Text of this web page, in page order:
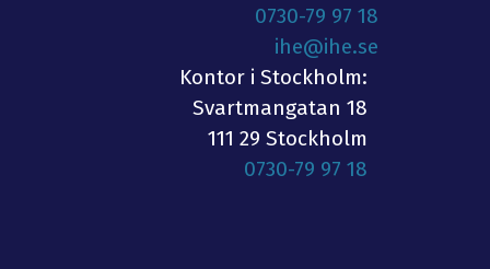
0730-79 97 18
ihe@ihe.se
Kontor i Stockholm:
Svartmangatan 18
111 29 Stockholm
0730-79 97 18